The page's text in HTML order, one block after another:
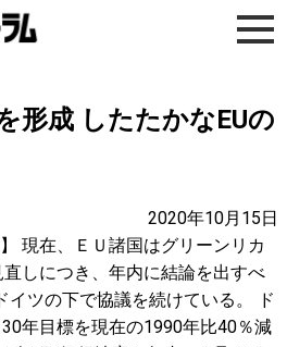
形成 したたかなEUの
2020年10月15日
現在、ＥＵ諸国はグリーンリカ
しにつき、年内に結論を出すべ
イツの下で協議を続けている。 ド
年目標を現在の1990年比40％減